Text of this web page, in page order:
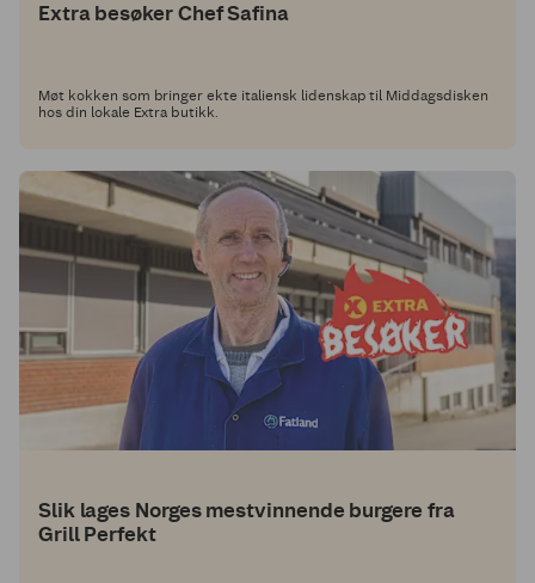
Extra besøker Chef Safina
Møt kokken som bringer ekte italiensk lidenskap til Middagsdisken
hos din lokale Extra butikk.
Slik lages Norges mestvinnende burgere fra
Grill Perfekt